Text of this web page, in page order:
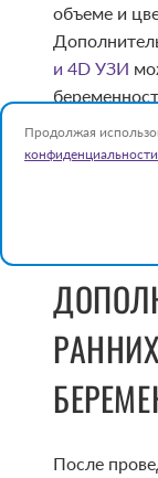
объеме и
и 4D УЗИ
получить
После
Продолжая
конфиденциальности